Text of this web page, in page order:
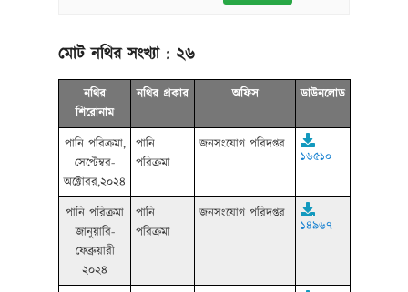
মোট নথির সংখ্যা : ২৬
নথির
শিরোনাম
নথির প্রকার অফিস ডাউনলোড
পানি পরিক্রমা,
সেপ্টেম্বর-
অক্টোরর,২০২৪
পানি
পরিক্রমা
জনসংযোগ পরিদপ্তর
১৬৫১০
পানি পরিক্রমা
জানুয়ারি-
ফেব্রুয়ারী
২০২৪
পানি
পরিক্রমা
জনসংযোগ পরিদপ্তর
১৪৯৬৭